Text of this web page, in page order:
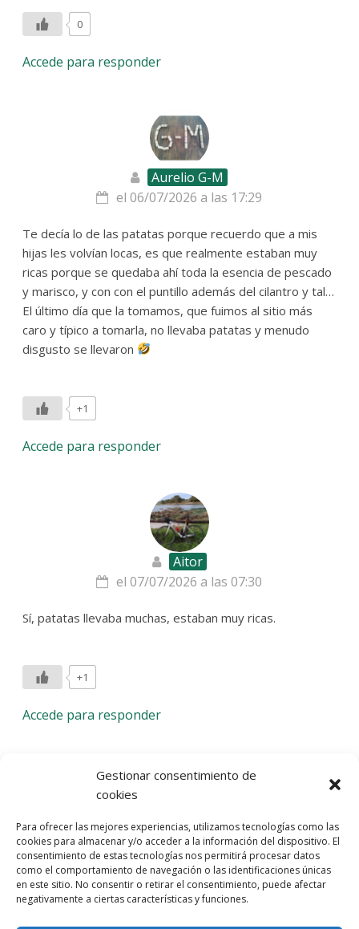
Gestionar consentimiento de
cookies
Para ofrecer las mejores experiencias, utilizamos tecnologías como las
cookies para almacenar y/o acceder a la información del dispositivo. El
consentimiento de estas tecnologías nos permitirá procesar datos
como el comportamiento de navegación o las identificaciones únicas
en este sitio. No consentir o retirar el consentimiento, puede afectar
negativamente a ciertas características y funciones.
0
Accede para responder
Aurelio G-M
el 06/07/2026 a las 17:29
Te decía lo de las patatas porque recuerdo que a mis
hijas les volvían locas, es que realmente estaban muy
ricas porque se quedaba ahí toda la esencia de pescado
y marisco, y con con el puntillo además del cilantro y tal…
El último día que la tomamos, que fuimos al sitio más
caro y típico a tomarla, no llevaba patatas y menudo
disgusto se llevaron
+1
Accede para responder
Aitor
el 07/07/2026 a las 07:30
Sí, patatas llevaba muchas, estaban muy ricas.
+1
Accede para responder
Deja una respuesta
comentario.
Entra con tu red social
He leído y acepto laPolítica de Privacidad